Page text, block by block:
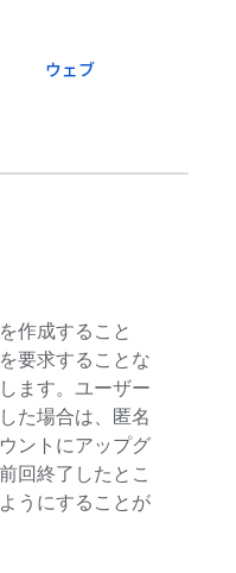
ウェブ
作成すること
要求することな
ます。ユーザー
た場合は、匿名
ントにアップグ
回終了したとこ
うにすることが